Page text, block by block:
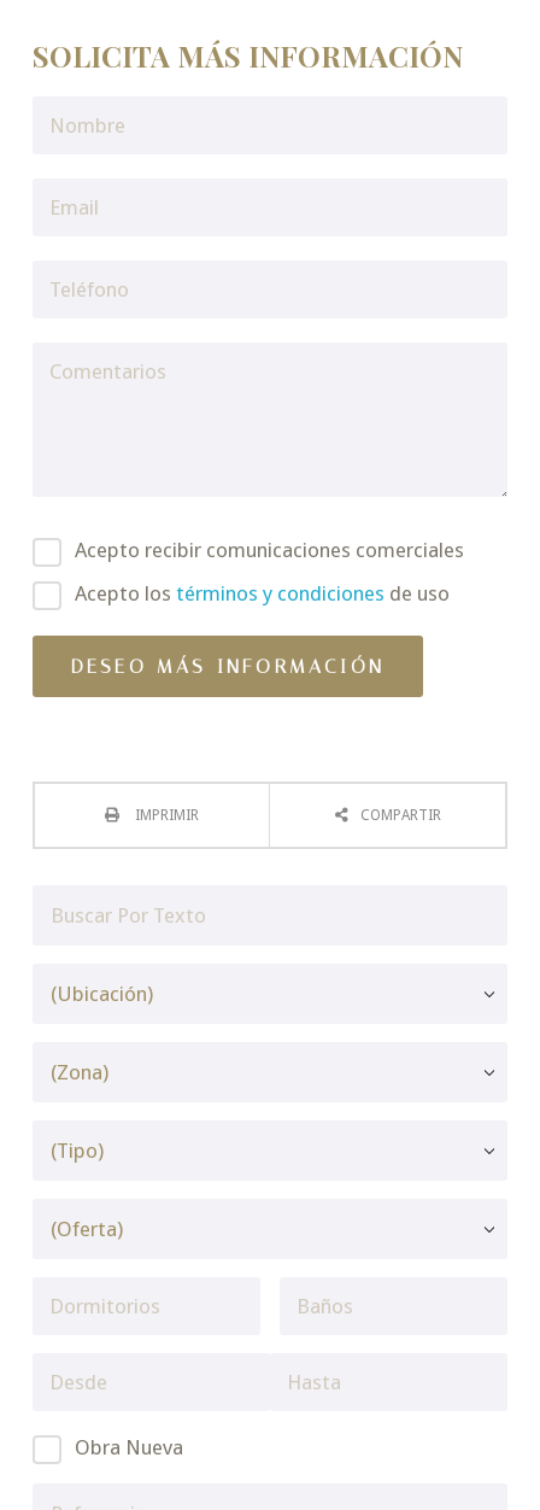
SOLICITA MÁS INFORMACIÓN
Acepto recibir comunicaciones comerciales
Acepto los términos y condiciones de uso
IMPRIMIR COMPARTIR
Obra Nueva